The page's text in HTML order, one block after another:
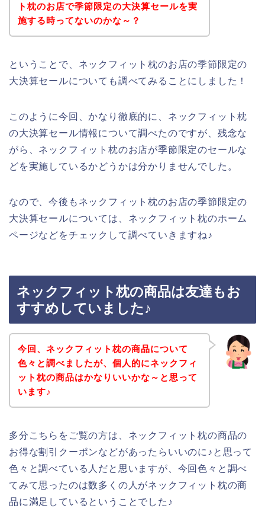
ト枕のお店で季節限定の大決算セールを実
施する時ってないのかな～？
ということで、ネックフィット枕のお店の季節限定の
大決算セールについても調べてみることにしました！
このように今回、かなり徹底的に、ネックフィット枕
の大決算セール情報について調べたのですが、残念な
がら、ネックフィット枕のお店が季節限定のセールな
どを実施しているかどうかは分かりませんでした。
なので、今後もネックフィット枕のお店の季節限定の
大決算セールについては、ネックフィット枕のホーム
ページなどをチェックして調べていきますね♪
ネックフィット枕の商品は友達もお
すすめしていました♪
今回、ネックフィット枕の商品について
色々と調べましたが、個人的にネックフィ
ット枕の商品はかなりいいかな～と思って
います♪
多分こちらをご覧の方は、ネックフィット枕の商品の
お得な割引クーポンなどがあったらいいのに♪と思って
色々と調べている人だと思いますが、今回色々と調べ
てみて思ったのは数多くの人がネックフィット枕の商
品に満足しているということでした♪